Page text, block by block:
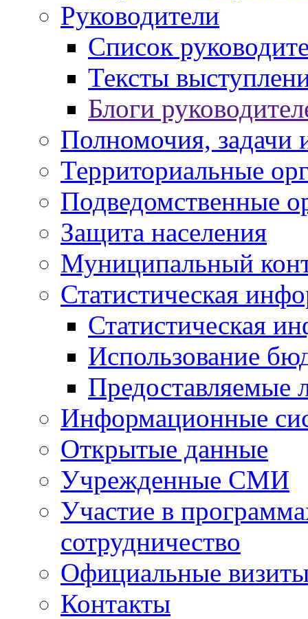
Руководители
Список
Тексты
Блоги
Полномочия, задачи
Территориальные
Подведомственные
Защита населения
Муниципальный
Статистическая
Статистическая
Использование
Предоставляемые
Информационные
Открытые данные
Учрежденные СМИ
Участие в
сотрудничество
Официальные
Контакты